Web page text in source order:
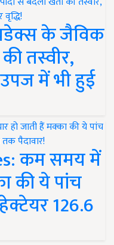
के जैविक
तस्वीर,
में भी हुई
कम समय में
की ये पांच
126.6